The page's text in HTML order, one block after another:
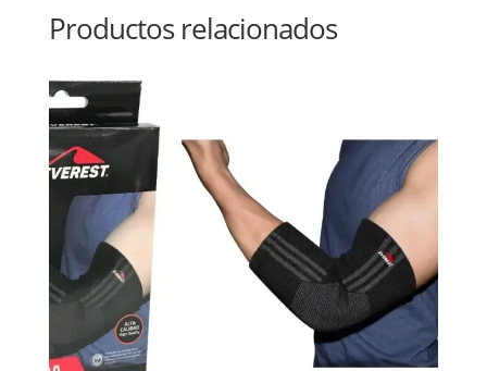
Productos relacionados